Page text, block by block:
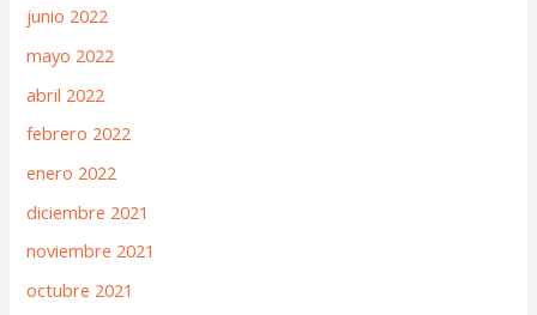
junio 2022
mayo 2022
abril 2022
febrero 2022
enero 2022
diciembre 2021
noviembre 2021
octubre 2021